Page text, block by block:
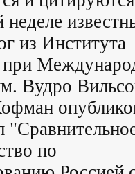
из Института
при
Вудро
по